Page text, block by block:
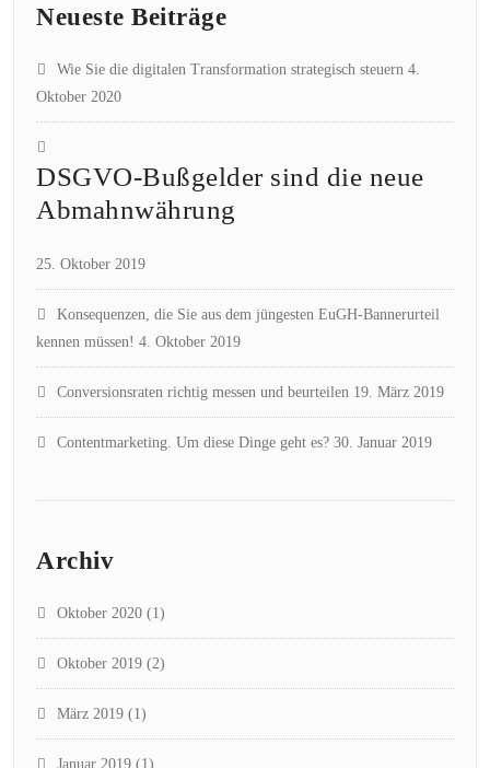
Neueste Beiträge
Wie Sie die digitalen Transformation strategisch steuern 4.
Oktober 2020
DSGVO-Bußgelder sind die neue
Abmahnwährung
25. Oktober 2019
Konsequenzen, die Sie aus dem jüngesten EuGH-Bannerurteil
kennen müssen! 4. Oktober 2019
Conversionsraten richtig messen und beurteilen 19. März 2019
Contentmarketing. Um diese Dinge geht es? 30. Januar 2019
Archiv
Oktober 2020 (1)
Oktober 2019 (2)
März 2019 (1)
Januar 2019 (1)